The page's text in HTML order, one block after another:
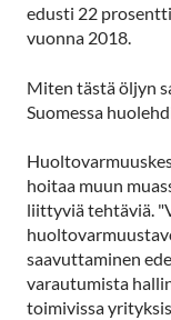
edusti 22
vuonna 2018.
Miten tästä öljyn
Suomessa
hoitaa muun
liittyviä tehtäviä.
saavuttaminen
varautumista
toimivissa